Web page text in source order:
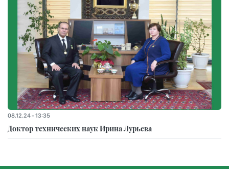
08.12.24 - 13:35
Доктор технических наук Ирина Лурьева